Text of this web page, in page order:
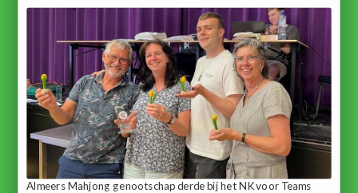
Almeers Mahjong genootschap derde bij het NK voor Teams